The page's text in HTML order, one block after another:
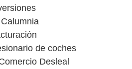
de coches
Desleal